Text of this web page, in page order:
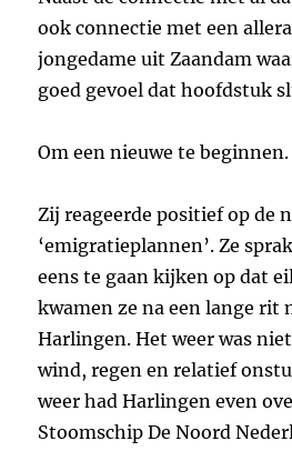
ook connectie met een
jongedame uit Zaandam
goed gevoel dat hoofdstuk
Om een nieuwe te beginnen.
Zij reageerde positief op de
‘emigratieplannen’. Ze
eens te gaan kijken op dat
kwamen ze na een lange rit
Harlingen. Het weer was
wind, regen en relatief
weer had Harlingen even
Stoomschip De Noord